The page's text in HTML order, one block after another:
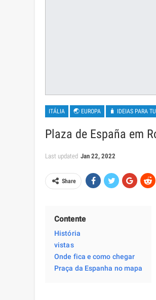
ITÁLIA 🌏 EUROPA 🧳 IDEIAS PARA
Plaza de España em
Last updated Jan 22, 2022
Share
Contente
História
vistas
Onde fica e como chegar
Praça da Espanha no mapa